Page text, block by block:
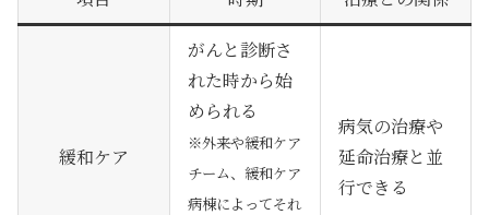
緩和ケア
がんと診断さ
れた時から始
められる
※外来や緩和ケア
チーム、緩和ケア
病棟によってそれ
病気の治療や
延命治療と並
行できる